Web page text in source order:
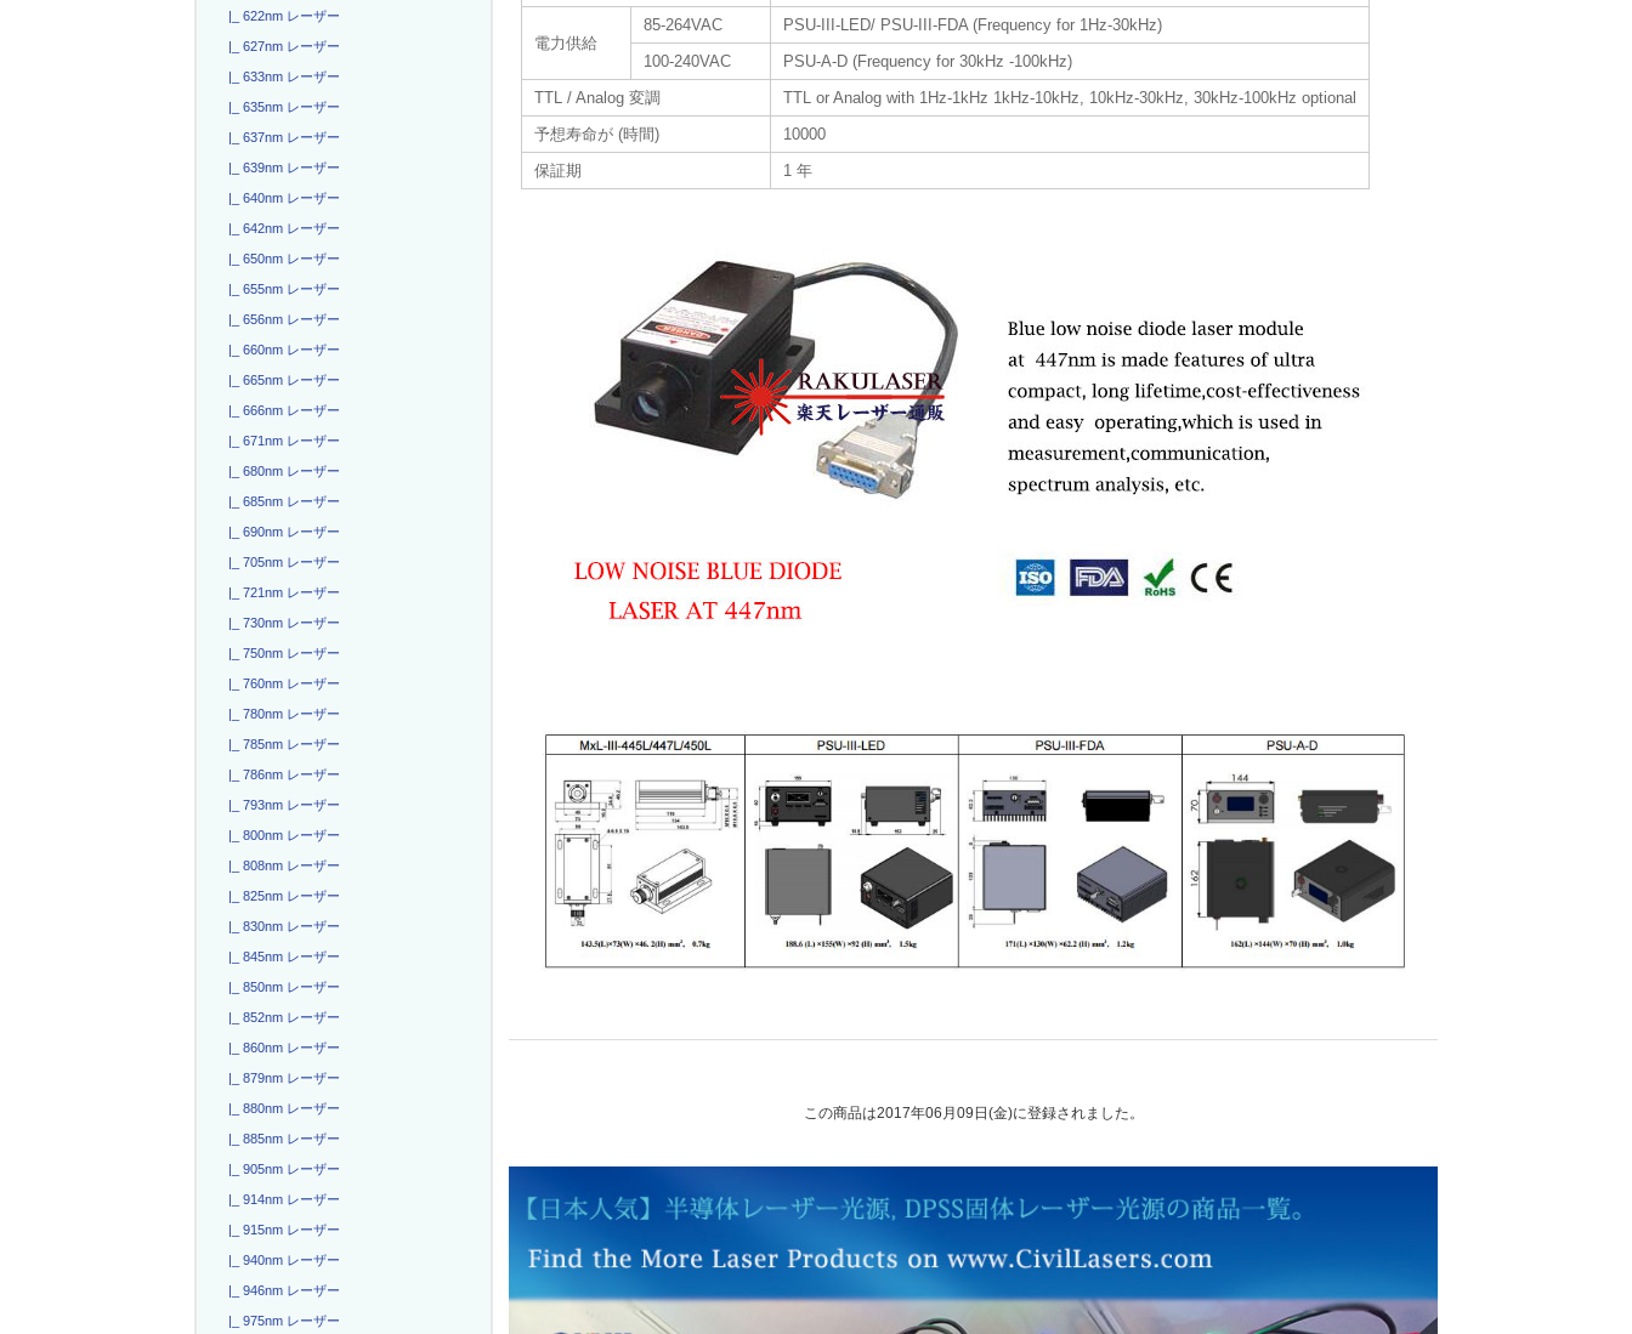
|_ 622nm レーザー
|_ 627nm レーザー
|_ 633nm レーザー
|_ 635nm レーザー
|_ 637nm レーザー
|_ 639nm レーザー
|_ 640nm レーザー
|_ 642nm レーザー
|_ 650nm レーザー
|_ 655nm レーザー
|_ 656nm レーザー
|_ 660nm レーザー
|_ 665nm レーザー
|_ 666nm レーザー
|_ 671nm レーザー
|_ 680nm レーザー
|_ 685nm レーザー
|_ 690nm レーザー
|_ 705nm レーザー
|_ 721nm レーザー
|_ 730nm レーザー
|_ 750nm レーザー
|_ 760nm レーザー
|_ 780nm レーザー
|_ 785nm レーザー
|_ 786nm レーザー
|_ 793nm レーザー
|_ 800nm レーザー
|_ 808nm レーザー
|_ 825nm レーザー
|_ 830nm レーザー
|_ 845nm レーザー
|_ 850nm レーザー
|_ 852nm レーザー
|_ 860nm レーザー
|_ 879nm レーザー
|_ 880nm レーザー
|_ 885nm レーザー
|_ 905nm レーザー
|_ 914nm レーザー
|_ 915nm レーザー
|_ 940nm レーザー
|_ 946nm レーザー
|_ 975nm レーザー
電力供給
85-264VAC
PSU-III-LED/ PSU-III-FDA (Frequency for 1Hz-30kHz)
100-240VAC
PSU-A-D (Frequency for 30kHz -100kHz)
TTL / Analog 変調
TTL or Analog with 1Hz-1kHz 1kHz-10kHz, 10kHz-30kHz, 30kHz-100kHz optional
予想寿命が (時間)
10000
保証期
1 年
この商品は2017年06月09日(金)に登録されました。